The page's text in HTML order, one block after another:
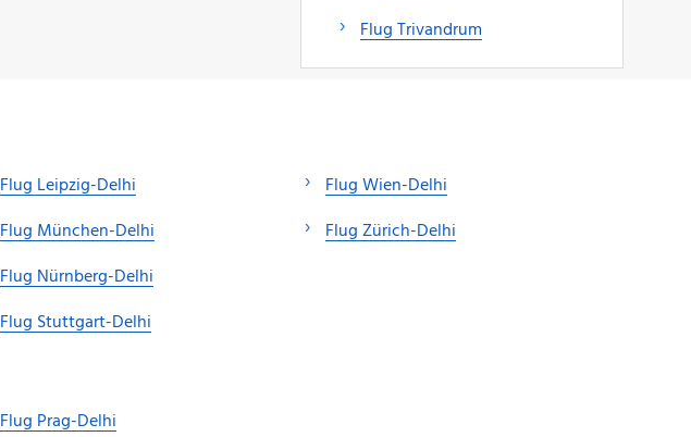
Flug Trivandrum
Flug Leipzig-Delhi
Flug München-Delhi
Flug Nürnberg-Delhi
Flug Stuttgart-Delhi
Flug Wien-Delhi
Flug Zürich-Delhi
Flug Prag-Delhi